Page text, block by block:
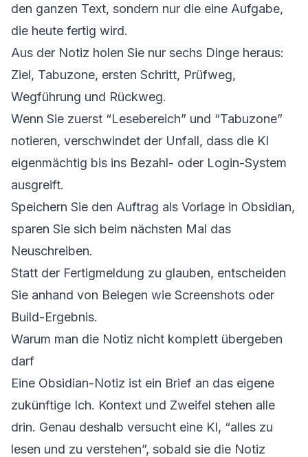
den ganzen Text, sondern nur die eine Aufgabe,
die heute fertig wird.
Aus der Notiz holen Sie nur sechs Dinge heraus:
Ziel, Tabuzone, ersten Schritt, Prüfweg,
Wegführung und Rückweg.
Wenn Sie zuerst “Lesebereich” und “Tabuzone”
notieren, verschwindet der Unfall, dass die KI
eigenmächtig bis ins Bezahl- oder Login-System
ausgreift.
Speichern Sie den Auftrag als Vorlage in Obsidian,
sparen Sie sich beim nächsten Mal das
Neuschreiben.
Statt der Fertigmeldung zu glauben, entscheiden
Sie anhand von Belegen wie Screenshots oder
Build-Ergebnis.
Warum man die Notiz nicht komplett übergeben
darf
Eine Obsidian-Notiz ist ein Brief an das eigene
zukünftige Ich. Kontext und Zweifel stehen alle
drin. Genau deshalb versucht eine KI, “alles zu
lesen und zu verstehen”, sobald sie die Notiz